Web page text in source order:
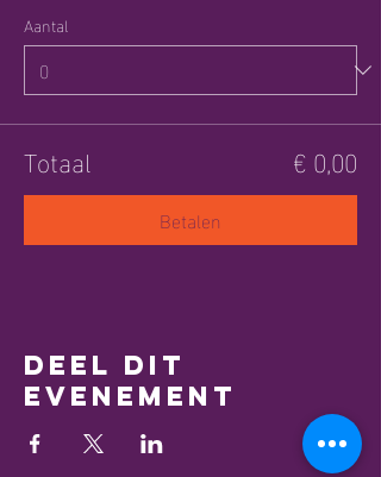
Aantal
Totaal € 0,00
Betalen
Deel dit
evenement